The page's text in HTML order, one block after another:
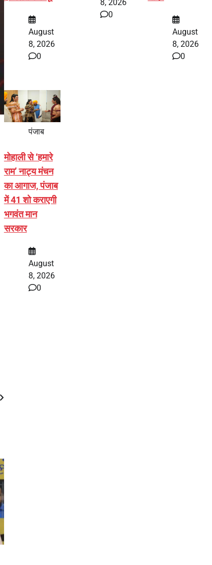
August
8, 2026
0
8, 2026
0
August
8, 2026
0
पंजाब
मोहाली से ‘हमारे
राम’ नाट्य मंचन
का आगाज, पंजाब
में 41 शो कराएगी
भगवंत मान
सरकार
August
8, 2026
0